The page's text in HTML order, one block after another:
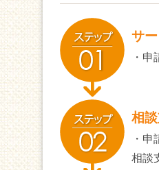
サ
・
相
・
相談